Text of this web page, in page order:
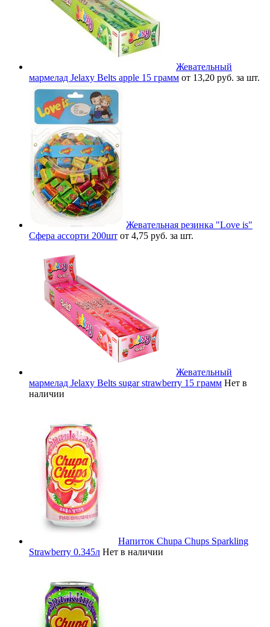
Жевательный
мармелад Jelaxy Belts apple 15 грамм от 13,20 руб. за шт.
Жевательная резинка "Love is"
Сфера ассорти 200шт от 4,75 руб. за шт.
Жевательный
мармелад Jelaxy Belts sugar strawberry 15 грамм Нет в
наличии
Напиток Chupa Chups Sparkling
Strawberry 0.345л Нет в наличии